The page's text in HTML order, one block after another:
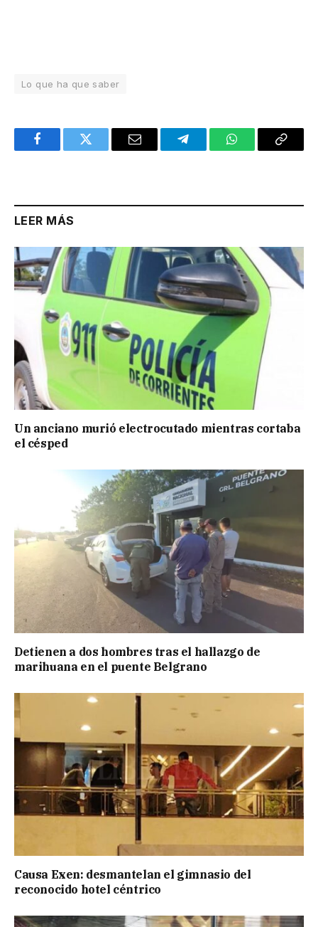
Lo que ha que saber
FacebookTwitter Email TelegramWhatsAppCopy
LEER MÁS
Un anciano murió electrocutado mientras cortaba
el césped
Detienen a dos hombres tras el hallazgo de
marihuana en el puente Belgrano
Causa Exen: desmantelan el gimnasio del
reconocido hotel céntrico